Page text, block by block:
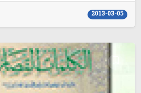
2013-03-05